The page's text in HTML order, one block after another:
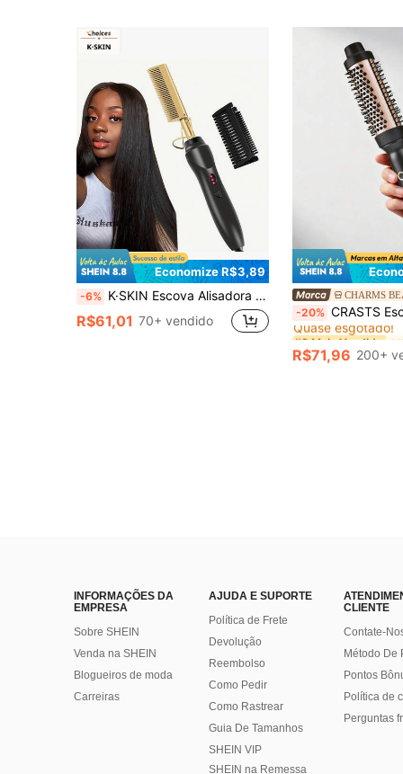
Economize R$3,89
-6% K·SKIN Escova Alisadora de Cabelo Elétrica 2 em 1, Cor Cobre, Uso Duplo para Cabelo Molhado/Seco, Aquecimento Rápido, Carcaça Anti-Queimadura, Adequada para Uso Doméstico e Presente
R$61,01 70+ vendido
CHARMS
-20% CRASTS Escova de Ar Quente 2 em 1, Alisador e
#3 Mais Vendido
Quase esgotado!
#3 Mais Vendido
Quase esgotado!
#3 Mais Vendido
Quase esgotado!
#3 Mais Vendido
R$71,96 200+
INFORMAÇÕES DA
EMPRESA
Sobre SHEIN
Venda na SHEIN
Blogueiros de moda
Carreiras
AJUDA E SUPORTE
Política de Frete
Devolução
Reembolso
Como Pedir
Como Rastrear
Guia De Tamanhos
SHEIN VIP
SHEIN na Remessa
CLIENTE
Contate-
Método De
Pontos
Política de
Perguntas